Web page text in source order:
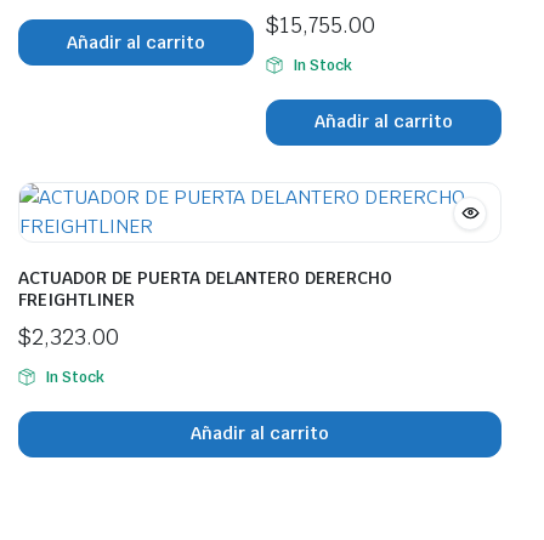
Añadir al carrito
$15,755.00
In Stock
Añadir al carrito
ACTUADOR DE PUERTA DELANTERO DERERCHO
FREIGHTLINER
$2,323.00
In Stock
Añadir al carrito